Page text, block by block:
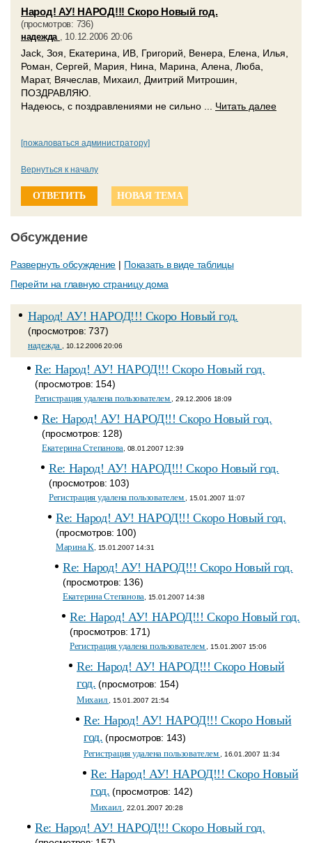
Народ! АУ! НАРОД!!! Скоро Новый год.
(просмотров: 736)
надежда , 10.12.2006 20:06
Jack, Зоя, Екатерина, ИВ, Григорий, Венера, Елена, Илья,
Роман, Сергей, Мария, Нина, Марина, Алена, Люба,
Марат, Вячеслав, Михаил, Дмитрий Митрошин,
ПОЗДРАВЛЯЮ.
Надеюсь, с поздравлениями не сильно ... Читать далее
[пожаловаться администратору]
Вернуться к началу
ОТВЕТИТЬ НОВАЯ ТЕМА
Обсуждение
Развернуть обсуждение | Показать в виде таблицы
Перейти на главную страницу дома
Народ! АУ! НАРОД!!! Скоро Новый год.
(просмотров: 737)
надежда , 10.12.2006 20:06
Re: Народ! АУ! НАРОД!!! Скоро Новый год.
(просмотров: 154)
Регистрация удалена пользователем , 29.12.2006 18:09
Re: Народ! АУ! НАРОД!!! Скоро Новый год.
(просмотров: 128)
Екатерина Степанова , 08.01.2007 12:39
Re: Народ! АУ! НАРОД!!! Скоро Новый год.
(просмотров: 103)
Регистрация удалена пользователем , 15.01.2007 11:07
Re: Народ! АУ! НАРОД!!! Скоро Новый год.
(просмотров: 100)
Марина К , 15.01.2007 14:31
Re: Народ! АУ! НАРОД!!! Скоро Новый год.
(просмотров: 136)
Екатерина Степанова , 15.01.2007 14:38
Re: Народ! АУ! НАРОД!!! Скоро Новый год.
(просмотров: 171)
Регистрация удалена пользователем , 15.01.2007 15:06
Re: Народ! АУ! НАРОД!!! Скоро Новый
год. (просмотров: 154)
Михаил , 15.01.2007 21:54
Re: Народ! АУ! НАРОД!!! Скоро Новый
год. (просмотров: 143)
Регистрация удалена пользователем , 16.01.2007 11:34
Re: Народ! АУ! НАРОД!!! Скоро Новый
год. (просмотров: 142)
Михаил , 22.01.2007 20:28
Re: Народ! АУ! НАРОД!!! Скоро Новый год.